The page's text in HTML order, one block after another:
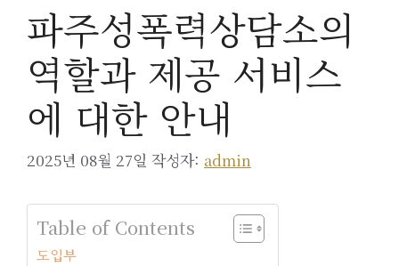
파주성폭력상담소의
역할과 제공 서비스
에 대한 안내
2025년 08월 27일 작성자: admin
Table of Contents
도입부